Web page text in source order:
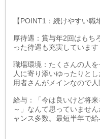
【POINT1：続けやすい職
厚待遇：賞与年2回はもち
った待遇も充実しています
職場環境：たくさんの人
人に寄り添いゆったりと
用者さんがメインなので
給与：「今は良いけど将
～」なんて思っていませ
ャンス多数。最短半年で給